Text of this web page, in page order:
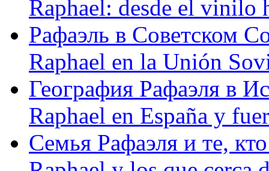
Raphael: desde el vinilo
Рафаэль в Советском
Raphael en la Unión
География Рафаэля в
Raphael en España y
Семья Рафаэля и те,